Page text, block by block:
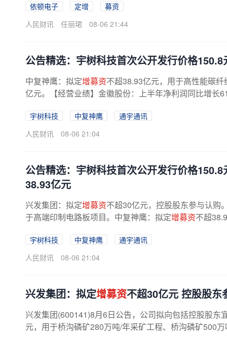
依顿电子 定增
募资
人民财讯
任丽珺 08-06 21:44
公告精选：宇树科技首次公开发行价格
中复神鹰：拟定增募资不超38.93亿元，用于高性能碳
亿元。【经营业绩】金徽股份：上半年净利润同比增长
宇树科技 中复神鹰
通宇通讯
人民财讯
08-06 21:04
公告精选：宇树科技首次公开发行价格
38.93亿元
兴发集团：拟定增募资不超30亿元，控股股东参与认购
于高端印制电路板项目。中复神鹰：拟定增募资不超
宇树科技 中复神鹰
通宇通讯
人民财讯
08-06 21:04
兴发集团：拟定增募资不超30亿元 控股股东
兴发集团(600141)8月6日公告，公司拟向包括控股股
元，用于桥沟磷矿280万吨/年采矿工程、桥沟磷矿500